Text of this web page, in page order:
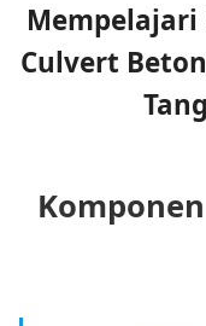
Mempelajari
Culvert